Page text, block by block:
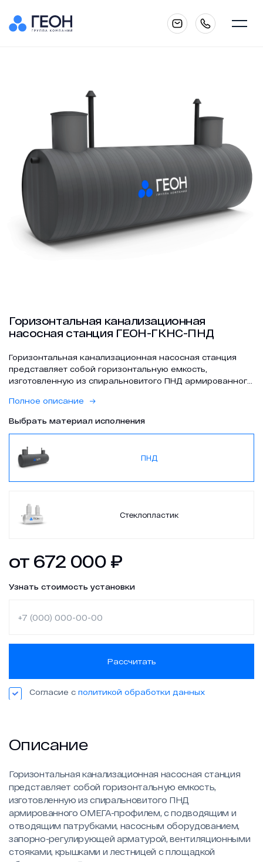
zakaz@geongroup.ru
8 (800) 500 21 74
Новости
Политика конфиденциальности
Главная
О компании
Каталог
Услуги
Контакты
Горизонтальная канализационная насосная станция
представляет собой горизонтальную емкость,
изготовленную из спиральновитого ПНД армированного
патрубками, насосным оборудованием, запорно-
регулирующей арматурой, вентиляционными стояками,
крышками и лестницей с площадкой обслуживания.
Полное описание
Выбрать материал исполнения
ПНД
Стеклопластик
от 672 000₽
Узнать стоимость установки
Рассчитать
Согласие с политикой обработки данных
Горизонтальная канализационная
насосная станция ГЕОН-ГКНС-ПНД
Описание
Горизонтальная канализационная насосная станция
представляет собой горизонтальную емкость,
изготовленную из спиральновитого ПНД
армированного ОМЕГА-профилем, с подводящим и
отводящим патрубками, насосным оборудованием,
запорно-регулирующей арматурой, вентиляционными
стояками, крышками и лестницей с площадкой